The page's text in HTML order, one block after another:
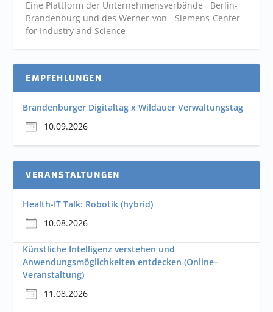
Eine Plattform der Unternehmensverbände Berlin-
Brandenburg und des Werner-von- Siemens-Center
for Industry and Science
EMPFEHLUNGEN
Brandenburger Digitaltag x Wildauer Verwaltungstag
10.09.2026
VERANSTALTUNGEN
Health-IT Talk: Robotik (hybrid)
10.08.2026
Künstliche Intelligenz verstehen und
Anwendungsmöglichkeiten entdecken (Online–
Veranstaltung)
11.08.2026